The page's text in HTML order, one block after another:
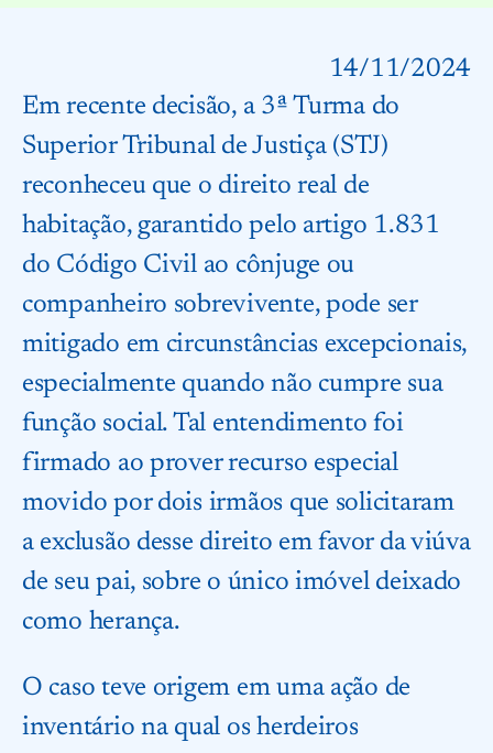
14/11/2024
Em recente decisão, a 3ª Turma do
Superior Tribunal de Justiça (STJ)
reconheceu que o direito real de
habitação, garantido pelo artigo 1.831
do Código Civil ao cônjuge ou
companheiro sobrevivente, pode ser
mitigado em circunstâncias excepcionais,
especialmente quando não cumpre sua
função social. Tal entendimento foi
firmado ao prover recurso especial
movido por dois irmãos que solicitaram
a exclusão desse direito em favor da viúva
de seu pai, sobre o único imóvel deixado
como herança.
O caso teve origem em uma ação de
inventário na qual os herdeiros